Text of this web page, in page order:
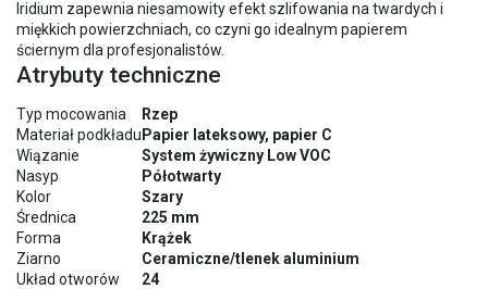
Iridium zapewnia niesamowity efekt szlifowania na twardych i
miękkich powierzchniach, co czyni go idealnym papierem
ściernym dla profesjonalistów.
Atrybuty techniczne
Typ mocowania
Rzep
Materiał podkładu Papier lateksowy, papier C
Wiązanie
System żywiczny Low VOC
Nasyp
Półotwarty
Kolor
Szary
Średnica
225 mm
Forma
Krążek
Ziarno
Ceramiczne/tlenek aluminium
Układ otworów
24